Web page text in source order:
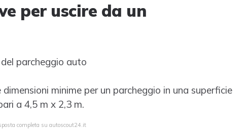
per uscire da un
parcheggio auto
minime per un parcheggio in una superficie
a 4,5 m x 2,3 m.
completa su autoscout24.it